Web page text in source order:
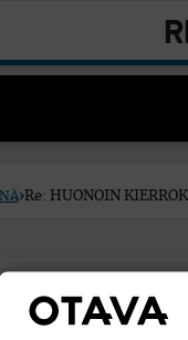
›Re: HUONOIN
192 lyöntiä =)